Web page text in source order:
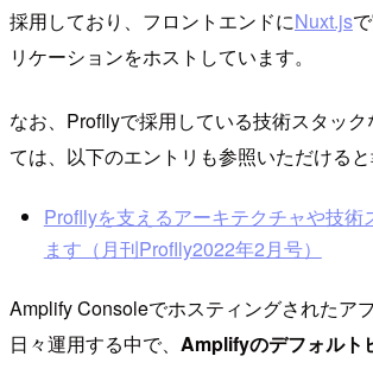
採用しており、フロントエンドにNuxt.js
リケーションをホストしています。
なお、Profllyで採用している技術スタッ
ては、以下のエントリも参照いただけると
Profllyを支えるアーキテクチャや技術
ます（月刊Proflly2022年2月号）
Amplify Consoleでホスティングされたア
日々運用する中で、 Amplifyのデフォルト